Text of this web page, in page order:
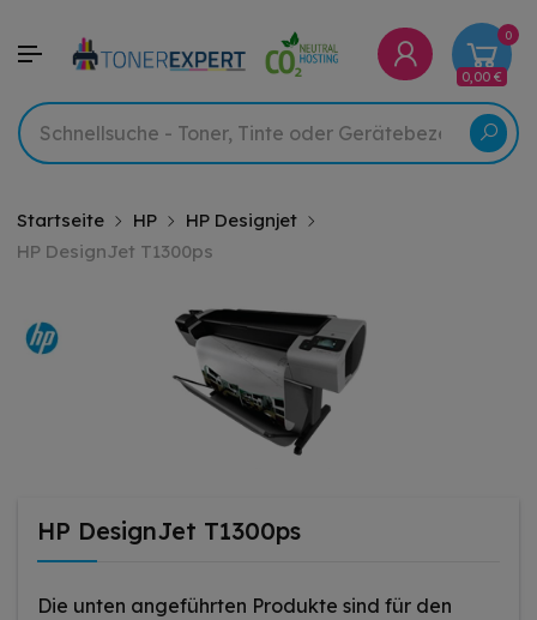
0
0,00 €
Startseite HP
HP Designjet
HP DesignJet T1300ps
HP DesignJet T1300ps
Die unten angeführten Produkte sind für den